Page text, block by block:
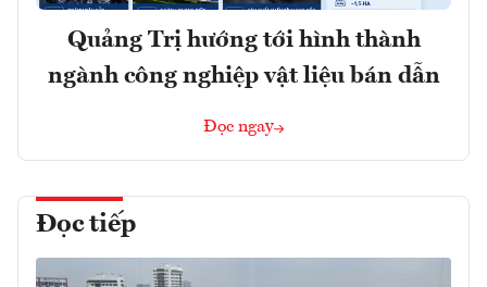
Quảng Trị hướng tới hình thành
ngành công nghiệp vật liệu bán dẫn
Đọc ngay
Đọc tiếp